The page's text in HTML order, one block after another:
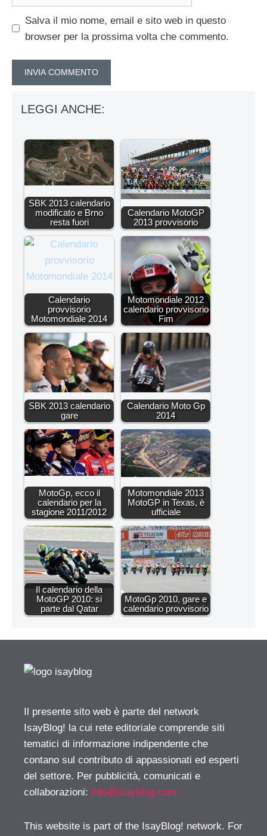
Salva il mio nome, email e sito web in questo
browser per la prossima volta che commento.
LEGGI ANCHE:
SBK 2013 calendario
modificato e Brno
resta fuori
Calendario MotoGP
2013 provvisorio
Calendario
provvisorio
Motomondiale 2014
Motomondiale 2012
calendario provvisorio
Fim
SBK 2013 calendario
gare
Calendario Moto Gp
2014
MotoGp, ecco il
calendario per la
stagione 2011/2012
Motomondiale 2013
MotoGP in Texas, è
ufficiale
Il calendario della
MotoGP 2010: si
parte dal Qatar
MotoGp 2010, gare e
calendario provvisorio
Il presente sito web è parte del network
IsayBlog! la cui rete editoriale comprende siti
tematici di informazione indipendente che
contano sul contributo di appassionati ed esperti
del settore. Per pubblicità, comunicati e
collaborazioni: info@isayblog.com
This website is part of the IsayBlog! network. For